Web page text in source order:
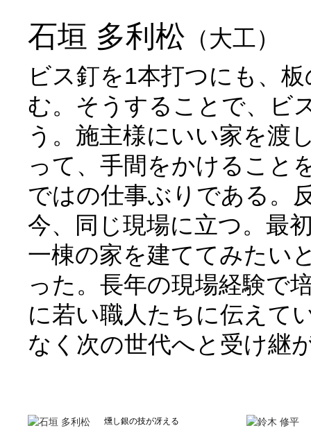
石垣 多利松 （大工）
ビス釘を1本打つにも、
む。そうすることで、ビ
う。施主様にいい家を渡
って、手間をかけること
ではの仕事ぶりである。
今、同じ現場に立つ。最
一棟の家を建ててみたい
った。長年の現場経験で
に若い職人たちに伝えて
なく次の世代へと受け継
燻し銀の技が冴える